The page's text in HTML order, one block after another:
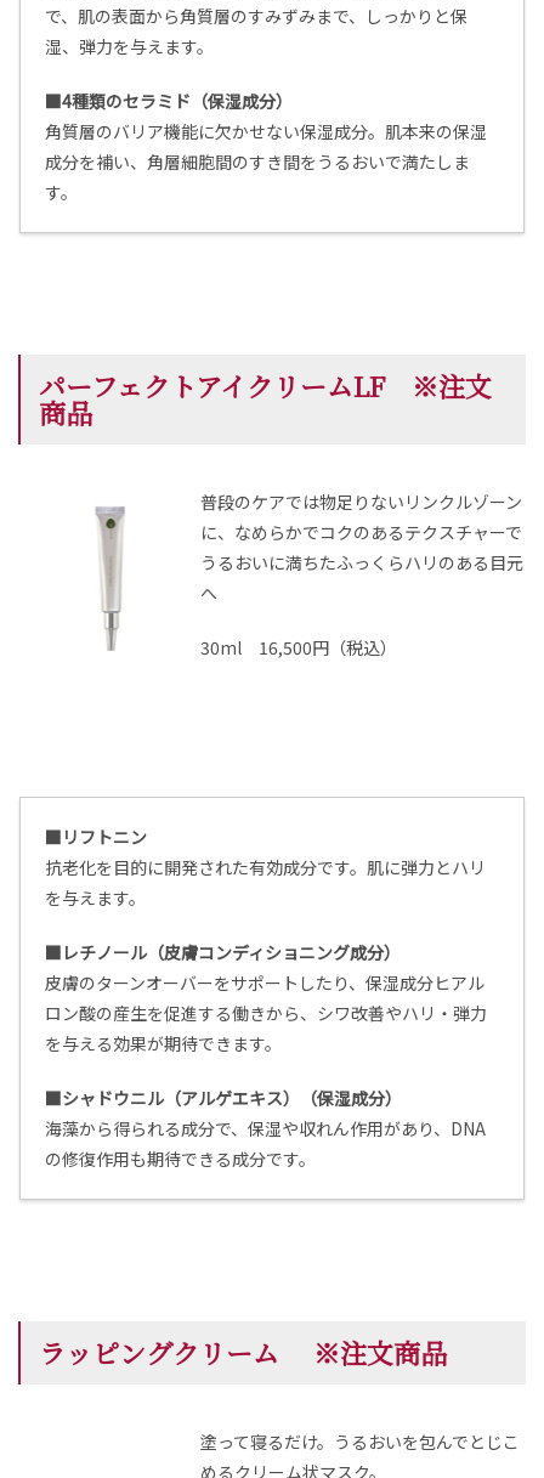
で、肌の表面から角質層のすみずみまで、しっかりと保
湿、弾力を与えます。
■4種類のセラミド（保湿成分）
角質層のバリア機能に欠かせない保湿成分。肌本来の保湿
成分を補い、角層細胞間のすき間をうるおいで満たしま
す。
パーフェクトアイクリームLF ※注文
商品
普段のケアでは物足りないリンクルゾーン
に、なめらかでコクのあるテクスチャーで
うるおいに満ちたふっくらハリのある目元
へ
30ml 16,500円（税込）
■リフトニン
抗老化を目的に開発された有効成分です。肌に弾力とハリ
を与えます。
■レチノール（皮膚コンディショニング成分）
皮膚のターンオーバーをサポートしたり、保湿成分ヒアル
ロン酸の産生を促進する働きから、シワ改善やハリ・弾力
を与える効果が期待できます。
■シャドウニル（アルゲエキス）（保湿成分）
海藻から得られる成分で、保湿や収れん作用があり、DNA
の修復作用も期待できる成分です。
ラッピングクリーム ※注文商品
塗って寝るだけ。うるおいを包んでとじこ
めるクリーム状マスク。